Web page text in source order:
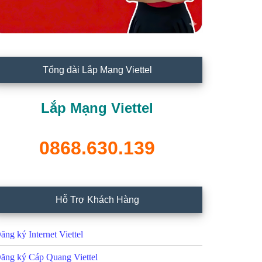
Tổng đài Lắp Mạng Viettel
Lắp Mạng Viettel
0868.630.139
Hỗ Trợ Khách Hàng
ký Internet Viettel
ký Cáp Quang Viettel